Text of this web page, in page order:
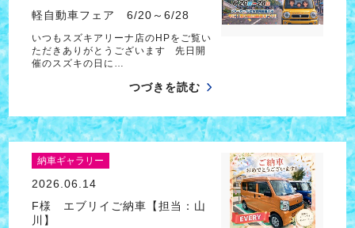
軽自動車フェア 6/20～6/28
いつもスズキアリーナ店のHPをご覧い
ただきありがとうございます 先日開
催のスズキの日に…
つづきを読む
納車ギャラリー
2026.06.14
F様 エブリイご納車【担当：山
川】